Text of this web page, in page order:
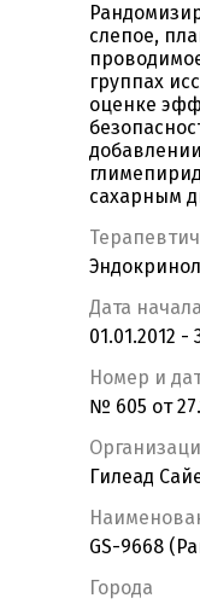
слепое,
группах
оценке
сахарным
Дата
01.01.2012 -
Номер и
№ 605 от
Гилеад
GS-9668
Города